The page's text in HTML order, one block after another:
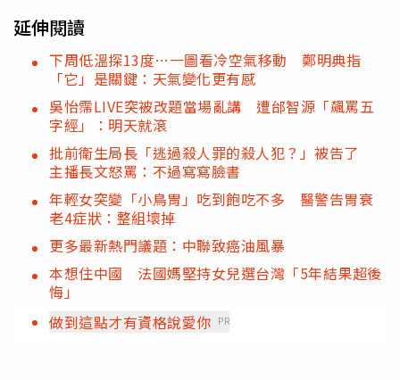
延伸閱讀
下周低溫探13度…一圖看冷空氣移動 鄭明典指
「它」是關鍵：天氣變化更有感
吳怡霈LIVE突被改題當場亂講 遭邰智源「飆罵五
字經」：明天就滾
批前衛生局長「逃過殺人罪的殺人犯？」被告了
主播長文怒罵：不過寫寫臉書
年輕女突變「小鳥胃」吃到飽吃不多 醫警告胃衰
老4症狀：整組壞掉
更多最新熱門議題：中聯致癌油風暴
本想住中國 法國媽堅持女兒選台灣「5年結果超後
悔」
做到這點才有資格說愛你 PR